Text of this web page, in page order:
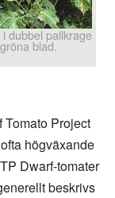
dubbel pallkrage
blad.
Tomato Project
högväxande
Dwarf-tomater
beskrivs